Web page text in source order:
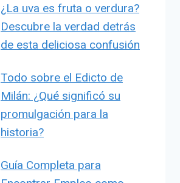
¿La uva es fruta o verdura?
Descubre la verdad detrás
de esta deliciosa confusión
Todo sobre el Edicto de
Milán: ¿Qué significó su
promulgación para la
historia?
Guía Completa para